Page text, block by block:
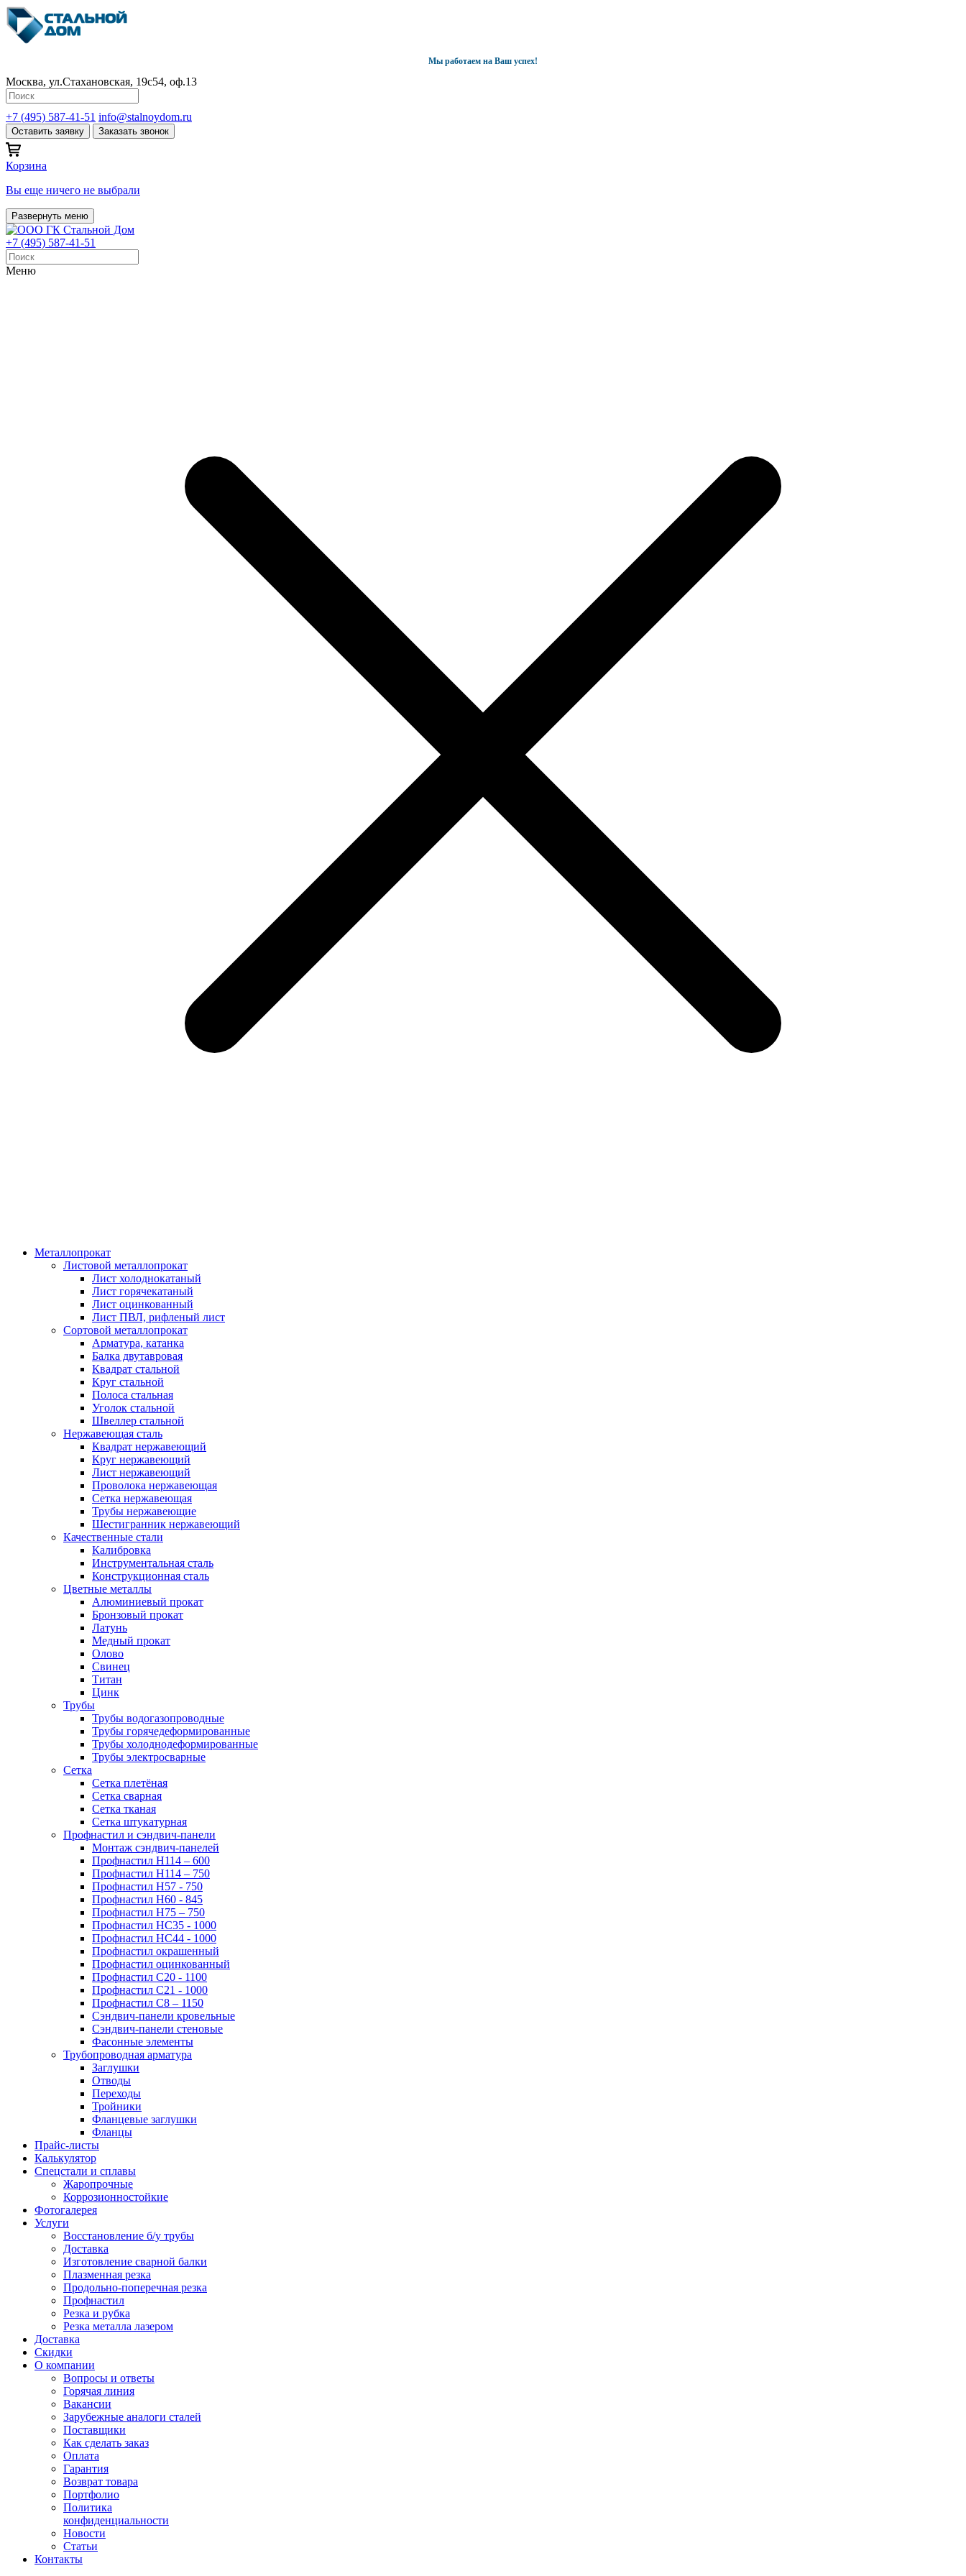
Мы работаем на Ваш успех!
Москва, ул.Стахановская, 19с54, оф.13
+7 (495) 587-41-51 info@stalnoydom.ru
Оставить заявку Заказать звонок
Корзина
Вы еще ничего не выбрали
Развернуть меню
+7 (495) 587-41-51
Меню
Металлопрокат
Листовой металлопрокат
Лист холоднокатаный
Лист горячекатаный
Лист оцинкованный
Лист ПВЛ, рифленый лист
Сортовой металлопрокат
Арматура, катанка
Балка двутавровая
Квадрат стальной
Круг стальной
Полоса стальная
Уголок стальной
Швеллер стальной
Нержавеющая сталь
Квадрат нержавеющий
Круг нержавеющий
Лист нержавеющий
Проволока нержавеющая
Сетка нержавеющая
Трубы нержавеющие
Шестигранник нержавеющий
Качественные стали
Калибровка
Инструментальная сталь
Конструкционная сталь
Цветные металлы
Алюминиевый прокат
Бронзовый прокат
Латунь
Медный прокат
Олово
Свинец
Титан
Цинк
Трубы
Трубы водогазопроводные
Трубы горячедеформированные
Трубы холоднодеформированные
Трубы электросварные
Сетка
Сетка плетёная
Сетка сварная
Сетка тканая
Сетка штукатурная
Профнастил и сэндвич-панели
Монтаж сэндвич-панелей
Профнастил Н114 – 600
Профнастил Н114 – 750
Профнастил Н57 - 750
Профнастил Н60 - 845
Профнастил Н75 – 750
Профнастил НС35 - 1000
Профнастил НС44 - 1000
Профнастил окрашенный
Профнастил оцинкованный
Профнастил С20 - 1100
Профнастил С21 - 1000
Профнастил С8 – 1150
Сэндвич-панели кровельные
Сэндвич-панели стеновые
Фасонные элементы
Трубопроводная арматура
Заглушки
Отводы
Переходы
Тройники
Фланцевые заглушки
Фланцы
Прайс-листы
Калькулятор
Спецстали и сплавы
Жаропрочные
Коррозионностойкие
Фотогалерея
Услуги
Восстановление б/у трубы
Доставка
Изготовление сварной балки
Плазменная резка
Продольно-поперечная резка
Профнастил
Резка и рубка
Резка металла лазером
Доставка
Скидки
О компании
Вопросы и ответы
Горячая линия
Вакансии
Зарубежные аналоги сталей
Поставщики
Как сделать заказ
Оплата
Гарантия
Возврат товара
Портфолио
Политика
конфиденциальности
Новости
Статьи
Контакты